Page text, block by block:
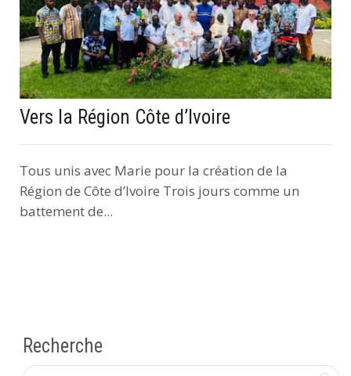
Vers la Région Côte d’Ivoire
Tous unis avec Marie pour la création de la
Région de Côte d’Ivoire Trois jours comme un
battement de...
Recherche